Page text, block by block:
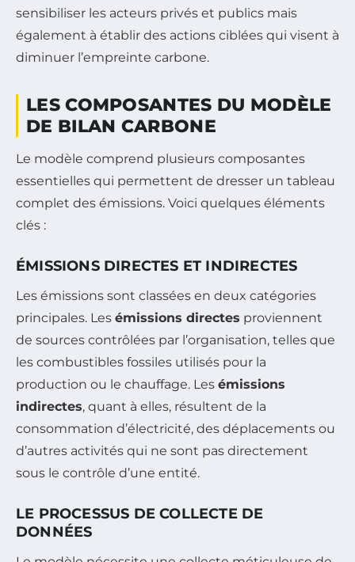
sensibiliser les acteurs privés et publics mais
également à établir des actions ciblées qui visent à
diminuer l’empreinte carbone.
LES COMPOSANTES DU MODÈLE
DE BILAN CARBONE
Le modèle comprend plusieurs composantes
essentielles qui permettent de dresser un tableau
complet des émissions. Voici quelques éléments
clés :
ÉMISSIONS DIRECTES ET INDIRECTES
Les émissions sont classées en deux catégories
principales. Les émissions directes proviennent
de sources contrôlées par l’organisation, telles que
les combustibles fossiles utilisés pour la
production ou le chauffage. Les émissions
indirectes, quant à elles, résultent de la
consommation d’électricité, des déplacements ou
d’autres activités qui ne sont pas directement
sous le contrôle d’une entité.
LE PROCESSUS DE COLLECTE DE
DONNÉES